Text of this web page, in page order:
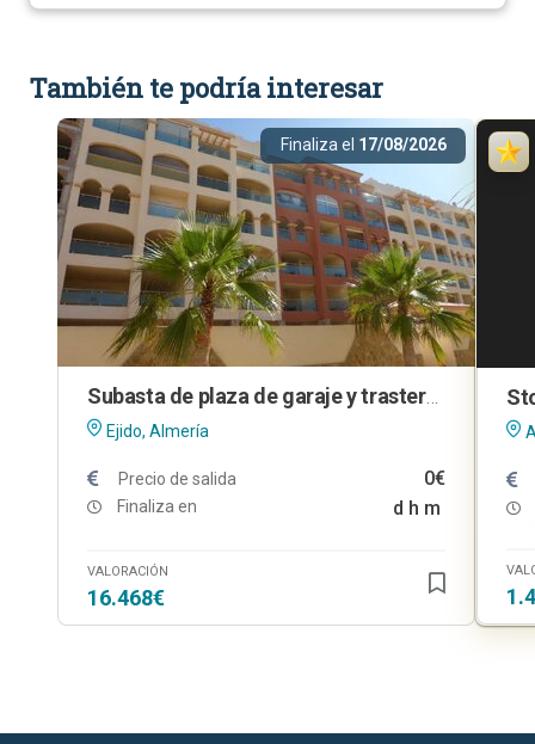
También te podría interesar
Finaliza el 17/08/2026
Subasta de plaza de garaje y trastero en El Ejido (Almería)
Ejido, Almería
Precio de salida 0€
Finaliza en d h m
VALORACIÓN
16.468€